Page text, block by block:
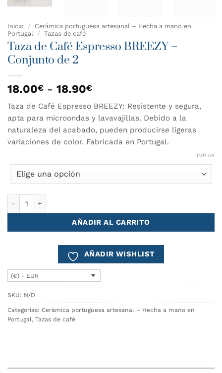
Inicio /
Cerámica portuguesa artesanal – Hecha a mano en
Portugal
/ Tazas de café
Taza de Café Espresso BREEZY –
Conjunto de 2
18.00€ - 18.90€Rango
precios:
desde
18.00€
hasta
Taza de Café Espresso BREEZY: Resistente y segura,
apta para microondas y lavavajillas. Debido a la
naturaleza del acabado, pueden producirse ligeras
variaciones de color. Fabricada en Portugal.
LIMPIAR
AÑADIR AL CARRITO
AÑADIR WISHLIST
(€) - EUR
SKU: N/D
Categorías: Cerámica portuguesa artesanal – Hecha a mano en
Portugal, Tazas de café